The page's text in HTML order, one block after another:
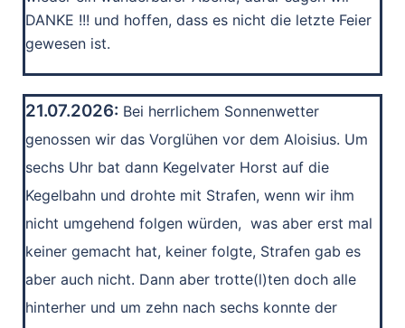
DANKE !!! und hoffen, dass es nicht die letzte Feier
gewesen ist.
21.07.2026: Bei herrlichem Sonnenwetter
genossen wir das Vorglühen vor dem Aloisius. Um
sechs Uhr bat dann Kegelvater Horst auf die
Kegelbahn und drohte mit Strafen, wenn wir ihm
nicht umgehend folgen würden, was aber erst mal
keiner gemacht hat, keiner folgte, Strafen gab es
aber auch nicht. Dann aber trotte(l)ten doch alle
hinterher und um zehn nach sechs konnte der